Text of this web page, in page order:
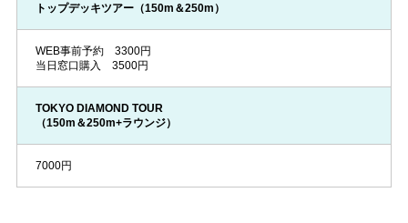
トップデッキツアー（150m＆250m）
WEB事前予約 3300円
当日窓口購入 3500円
TOKYO DIAMOND TOUR
（150m＆250m+ラウンジ）
7000円